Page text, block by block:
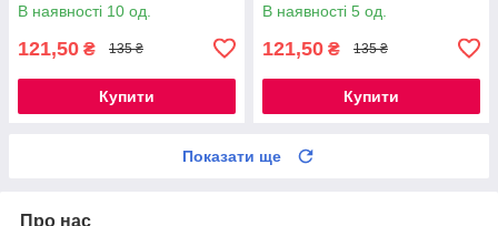
В наявності 10 од.
121,50 ₴ 135 ₴
Купити
В наявності 5 од.
121,50 ₴ 135 ₴
Купити
Показати ще
Про нас